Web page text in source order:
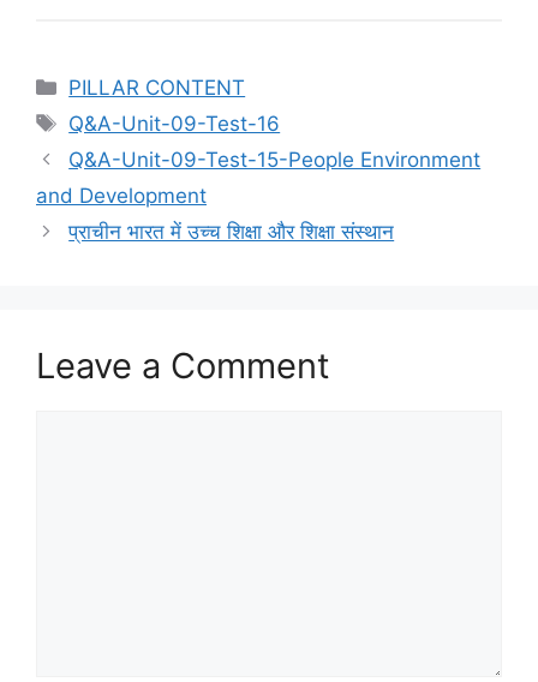
Categories
PILLAR CONTENT
Tags
Q&A-Unit-09-Test-16
Q&A-Unit-09-Test-15-People Environment
and Development
प्राचीन भारत में उच्च शिक्षा और शिक्षा संस्थान
Leave a Comment